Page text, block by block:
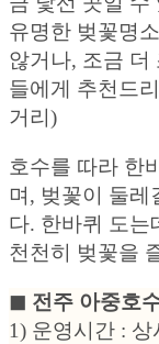
유명한 벚꽃명
않거나, 조금 더
들에게 추천드
거리)
호수를 따라 한
며, 벚꽃이 둘레
다. 한바퀴 도는
천천히 벚꽃을
◼︎ 전주 아중호
1) 운영시간 : 상